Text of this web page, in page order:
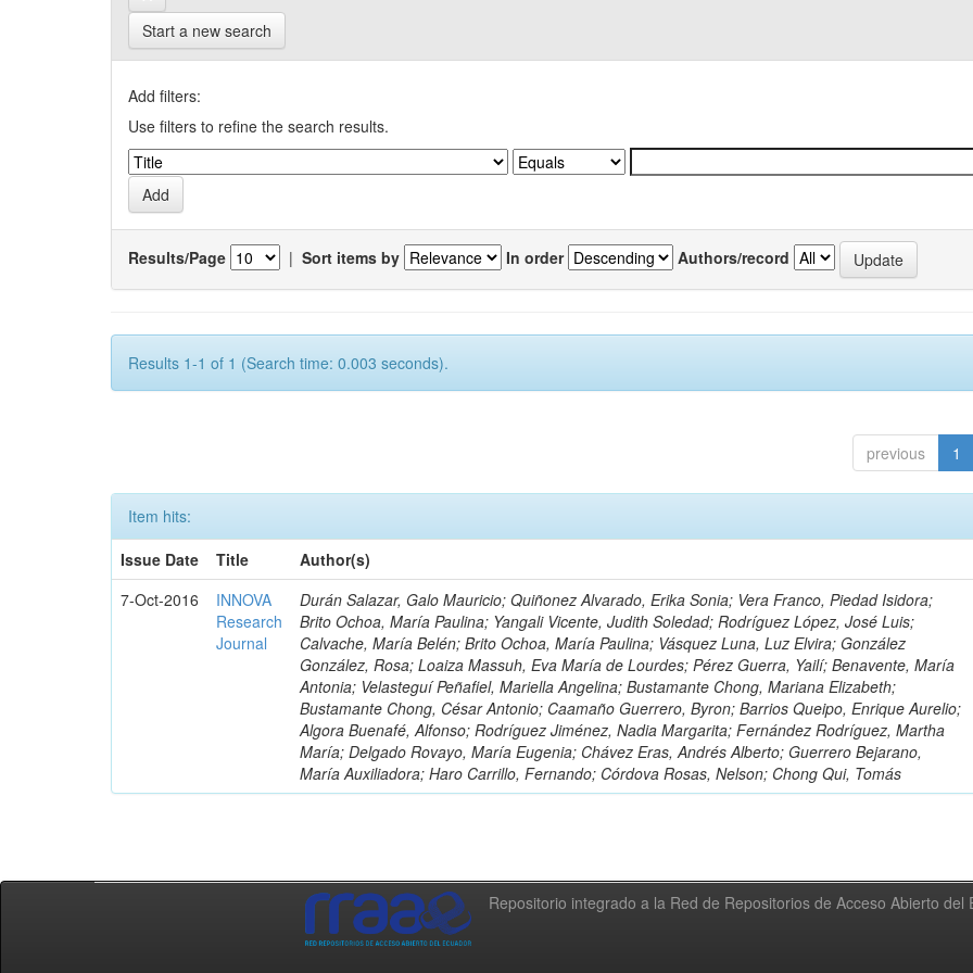
Start a new search
Add filters:
Use filters to refine the search results.
Results/Page | Sort items by In order Authors/record
Results 1-1 of 1 (Search time: 0.003 seconds).
previous 1
Item hits:
Issue Date
Title
Author(s)
7-Oct-2016
INNOVA
Research
Journal
Durán Salazar, Galo Mauricio; Quiñonez Alvarado, Erika Sonia; Vera Franco, Piedad Isidora;
Brito Ochoa, María Paulina; Yangali Vicente, Judith Soledad; Rodríguez López, José Luis;
Calvache, María Belén; Brito Ochoa, María Paulina; Vásquez Luna, Luz Elvira; González
González, Rosa; Loaiza Massuh, Eva María de Lourdes; Pérez Guerra, Yailí; Benavente, María
Antonia; Velasteguí Peñafiel, Mariella Angelina; Bustamante Chong, Mariana Elizabeth;
Bustamante Chong, César Antonio; Caamaño Guerrero, Byron; Barrios Queipo, Enrique Aurelio;
Algora Buenafé, Alfonso; Rodríguez Jiménez, Nadia Margarita; Fernández Rodríguez, Martha
María; Delgado Rovayo, María Eugenia; Chávez Eras, Andrés Alberto; Guerrero Bejarano,
María Auxiliadora; Haro Carrillo, Fernando; Córdova Rosas, Nelson; Chong Qui, Tomás
Repositorio integrado a la Red de Repositorios de Acceso Abierto del